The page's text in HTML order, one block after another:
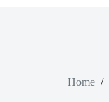
Home /